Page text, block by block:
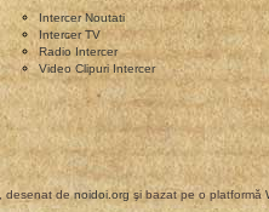
Intercer Noutati
Intercer TV
Radio Intercer
Video Clipuri Intercer
, desenat denoidoi.org şi bazat pe o platformă